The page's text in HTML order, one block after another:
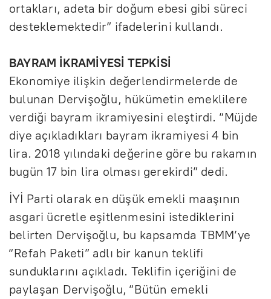
ortakları, adeta bir doğum ebesi gibi süreci
desteklemektedir” ifadelerini kullandı.
BAYRAM İKRAMİYESİ TEPKİSİ
Ekonomiye ilişkin değerlendirmelerde de
bulunan Dervişoğlu, hükümetin emeklilere
verdiği bayram ikramiyesini eleştirdi. “Müjde
diye açıkladıkları bayram ikramiyesi 4 bin
lira. 2018 yılındaki değerine göre bu rakamın
bugün 17 bin lira olması gerekirdi” dedi.
İYİ Parti olarak en düşük emekli maaşının
asgari ücretle eşitlenmesini istediklerini
belirten Dervişoğlu, bu kapsamda TBMM’ye
“Refah Paketi” adlı bir kanun teklifi
sunduklarını açıkladı. Teklifin içeriğini de
paylaşan Dervişoğlu, “Bütün emekli